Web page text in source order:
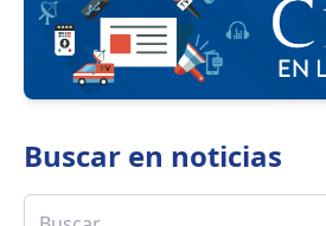
Buscar en noticias